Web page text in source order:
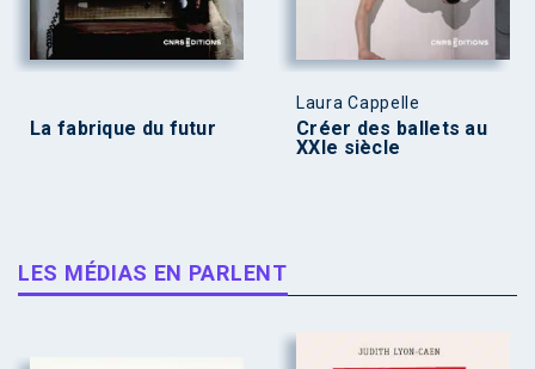
La fabrique du futur
Laura Cappelle
Créer des ballets au
XXIe siècle
LES MÉDIAS EN PARLENT